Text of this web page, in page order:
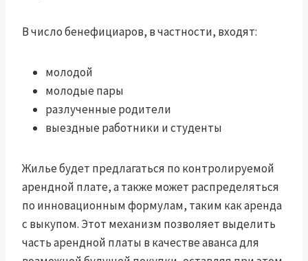
В число бенефициаров, в частности, входят:
молодой
молодые пары
разлученные родители
выездные работники и студенты
Жилье будет предлагаться по контролируемой
арендной плате, а также может распределяться
по инновационным формулам, таким как аренда
с выкупом. Этот механизм позволяет выделить
часть арендной платы в качестве аванса для